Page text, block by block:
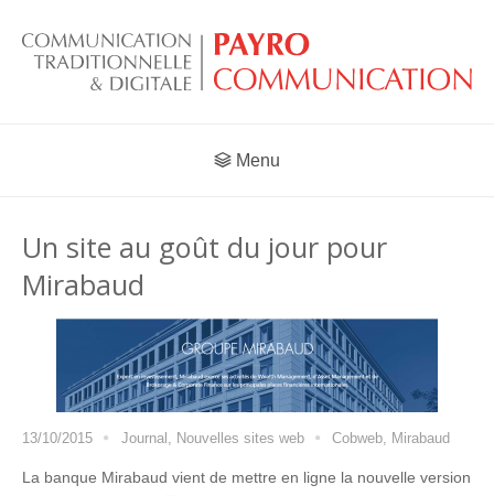
Menu
Un site au goût du jour pour
Mirabaud
13/10/2015 Journal Nouvelles sites web Cobweb Mirabaud
La banque Mirabaud vient de mettre en ligne la nouvelle version